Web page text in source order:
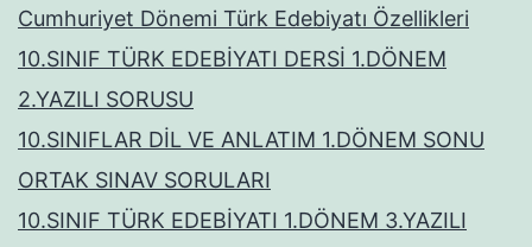
Cumhuriyet Dönemi Türk Edebiyatı Özellikleri
10.SINIF TÜRK EDEBİYATI DERSİ 1.DÖNEM
2.YAZILI SORUSU
10.SINIFLAR DİL VE ANLATIM 1.DÖNEM SONU
ORTAK SINAV SORULARI
10.SINIF TÜRK EDEBİYATI 1.DÖNEM 3.YAZILI